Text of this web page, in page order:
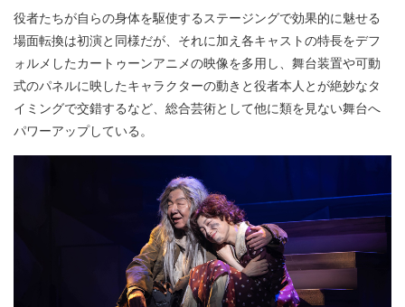
役者たちが自らの身体を駆使するステージングで効果的に魅せる
場面転換は初演と同様だが、それに加え各キャストの特長をデフ
ォルメしたカートゥーンアニメの映像を多用し、舞台装置や可動
式のパネルに映したキャラクターの動きと役者本人とが絶妙なタ
イミングで交錯するなど、総合芸術として他に類を見ない舞台へ
パワーアップしている。